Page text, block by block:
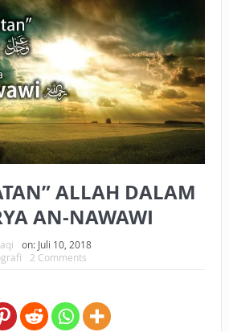
DUNIA!
ZAKAT UANG?
HALAL JIKA SEBAB
SYAR’I
ALLAH
DENGAN CARA MENGANGSUR
KEPADA KERABAT SENDIRI
ALLAH DALAM
AN-NAWAWI
on: Juli 10, 2018
2 Comments